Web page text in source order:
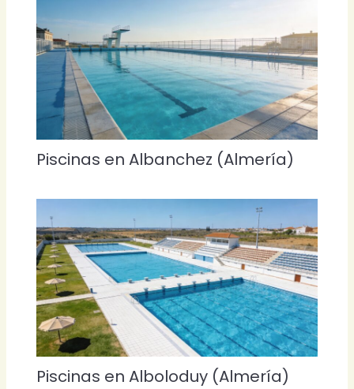
Piscinas en Albanchez (Almería)
Piscinas en Alboloduy (Almería)